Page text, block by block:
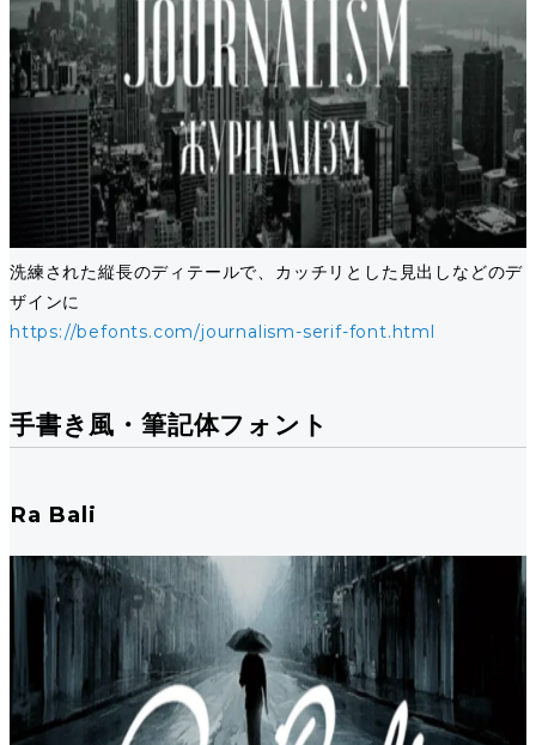
洗練された縦長のディテールで、カッチリとした見出しなどのデ
ザインに
https://befonts.com/journalism-serif-font.html
手書き風・筆記体フォント
Ra Bali